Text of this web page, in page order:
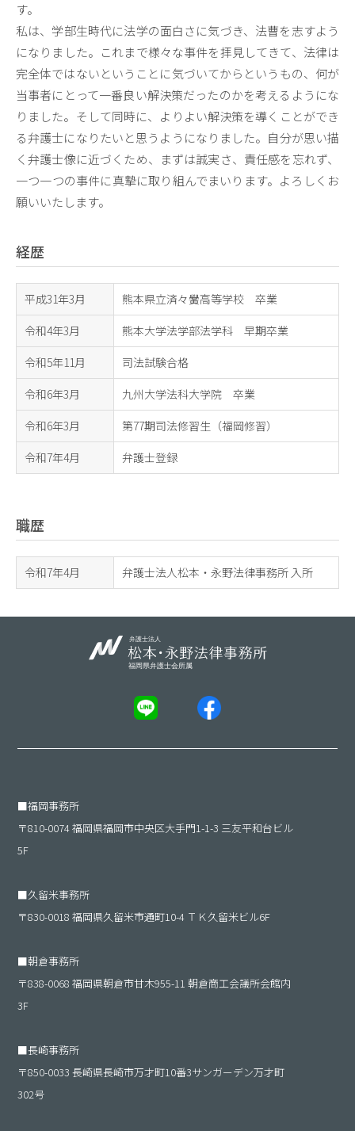
す。
私は、学部生時代に法学の面白さに気づき、法曹を志すよう
になりました。これまで様々な事件を拝見してきて、法律は
完全体ではないということに気づいてからというもの、何が
当事者にとって一番良い解決策だったのかを考えるようにな
りました。そして同時に、よりよい解決策を導くことができ
る弁護士になりたいと思うようになりました。自分が思い描
く弁護士像に近づくため、まずは誠実さ、責任感を忘れず、
一つ一つの事件に真摯に取り組んでまいります。よろしくお
願いいたします。
経歴
平成31年3月
熊本県立済々黌高等学校 卒業
令和4年3月
熊本大学法学部法学科 早期卒業
令和5年11月
司法試験合格
令和6年3月
九州大学法科大学院 卒業
令和6年3月
第77期司法修習生（福岡修習）
令和7年4月
弁護士登録
職歴
令和7年4月 弁護士法人松本・永野法律事務所 入所
■福岡事務所
〒810-0074 福岡県福岡市中央区大手門1-1-3 三友平和台ビル
5F
■久留米事務所
〒830-0018 福岡県久留米市通町10-4 ＴＫ久留米ビル6F
■朝倉事務所
〒838-0068 福岡県朝倉市甘木955-11 朝倉商工会議所会館内
3F
■長崎事務所
〒850-0033 長崎県長崎市万才町10番3サンガーデン万才町
302号